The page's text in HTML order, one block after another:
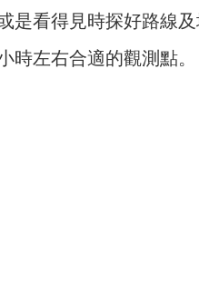
是看得見時探好路線
時左右合適的觀測點。